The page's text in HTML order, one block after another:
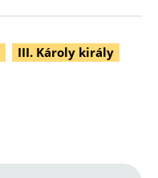
III. Károly király